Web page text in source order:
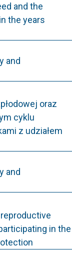
and the
the years
and
oraz
cyklu
z udziałem
and
in the